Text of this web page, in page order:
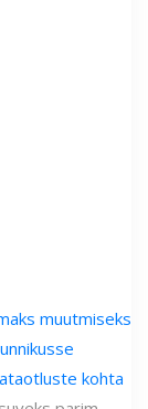
muutmiseks
kohta